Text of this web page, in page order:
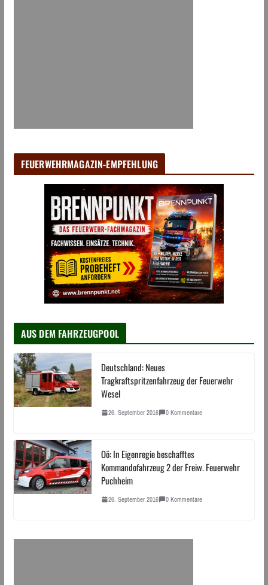
FEUERWEHRMAGAZIN-EMPFEHLUNG
AUS DEM FAHRZEUGPOOL
Deutschland: Neues
Tragkraftspritzenfahrzeug der Feuerwehr
Wesel
26. September 2016 0 Kommentare
Oö: In Eigenregie beschafftes
Kommandofahrzeug 2 der Freiw. Feuerwehr
Puchheim
26. September 2016 0 Kommentare